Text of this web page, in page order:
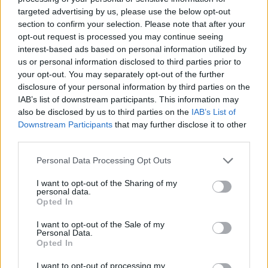
targeted advertising by us, please use the below opt-out
section to confirm your selection. Please note that after your
opt-out request is processed you may continue seeing
interest-based ads based on personal information utilized by
us or personal information disclosed to third parties prior to
your opt-out. You may separately opt-out of the further
disclosure of your personal information by third parties on the
IAB’s list of downstream participants. This information may
also be disclosed by us to third parties on the IAB’s List of
Downstream Participants that may further disclose it to other
Please note that this website/app uses one or more Google
not limited to your visit or usage behaviour. You may click to
grant or deny consent to Google and its third-party tags to
use your data for below specified purposes in below Google
consent section.
Personal Data Processing Opt Outs
I want to opt-out of the Sharing of my
personal data.
Opted In
I want to opt-out of the Sale of my
Personal Data.
Opted In
I want to opt-out of processing my
szokásunk elküldeni játékost, így Ferit sem fogjuk,
de az ő döntése lesz, hogy itt marad-e nálunk
edzeni, vagy sem. Természetesen próbálunk
fellebbezni az ítélet ellen, a szövetség pedig majd
eldönti, hogy elfogadják-e- nyilatkoztaMikes
Krisztián, a Kenderesi VSI szakosztályvezetője.
– Huszonötéves pályafutásom alatt még nem
történt velem ilyen. Gyengén sikerült a mérkőzés,
nagy volt már a feszültség a pályán, Túri János alpári
módon többször is beszólt nekem a pályára.
Próbáltam őt csitítani, de egyre csak durvább lett a
származásomra tett megjegyzést, amit már nem
tudtam tolerálni. Nagyon rosszul esett ez tőle, hiszen
most betegeskedik is, emiatt különösen rosszul
érintett. Belépett a korláton belülre, és ekkor